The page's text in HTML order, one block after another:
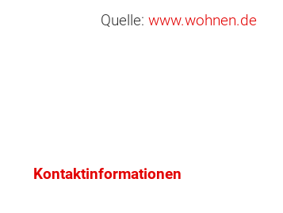
Quelle: www.wohnen.de
Kontaktinformationen